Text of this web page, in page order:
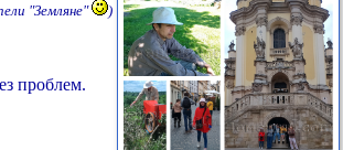
"Земляне"
)
проблем.